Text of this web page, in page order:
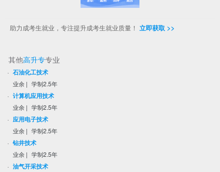
助力成考生就业，专注提升成考生就业质量！ 立即获取 >>
其他高升专专业
· 石油化工技术
业余 | 学制2.5年
· 计算机应用技术
业余 | 学制2.5年
· 应用电子技术
业余 | 学制2.5年
· 钻井技术
业余 | 学制2.5年
· 油气开采技术